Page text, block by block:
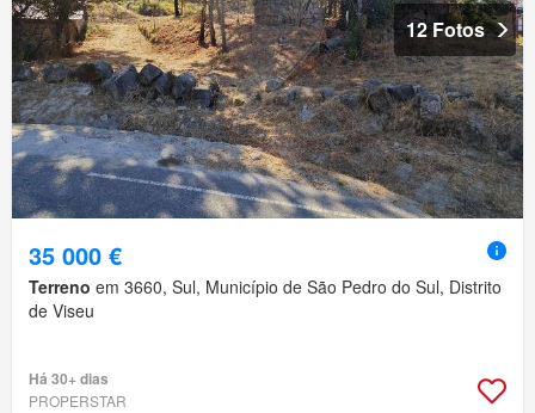
12 Fotos
35 000 €
Terreno em 3660, Sul, Município de São Pedro do Sul, Distrito
de Viseu
Há 30+ dias
PROPERSTAR